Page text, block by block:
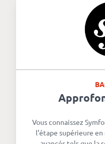
Vous connaissez
l’étape supérieure